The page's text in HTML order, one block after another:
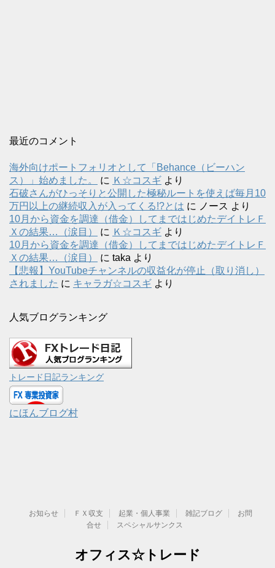
最近のコメント
海外向けポートフォリオとして「Behance（ビーハン
ス）」始めました。
に Ｋ☆コスギ より
石破さんがひっそりと公開した極秘ルートを使えば毎月10
万円以上の継続収入が入ってくる!?とは に ノース より
10月から資金を調達（借金）してまではじめたデイトレＦ
Ｘの結果…（涙目）
に Ｋ☆コスギ より
10月から資金を調達（借金）してまではじめたデイトレＦ
Ｘの結果…（涙目）
に taka より
【悲報】YouTubeチャンネルの収益化が停止（取り消し）
されました に キャラガ☆コスギ より
人気ブログランキング
トレード日記ランキング
にほんブログ村
お知らせ ＦＸ収支 起業・個人事業 雑記ブログ
お問
合せ
スペシャルサンクス
オフィス☆トレード